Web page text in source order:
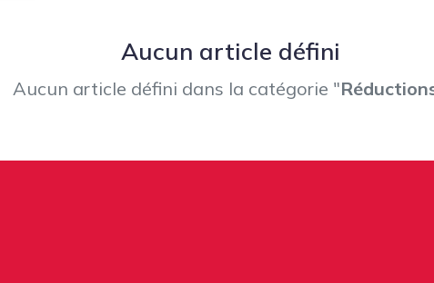
Aucun article défini
Aucun article défini dans la catégorie "